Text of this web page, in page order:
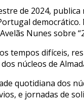
de 2024,
democrático.
Nunes sobre
tempos difíceis,
núcleos de
quotidiana dos
e jornadas de